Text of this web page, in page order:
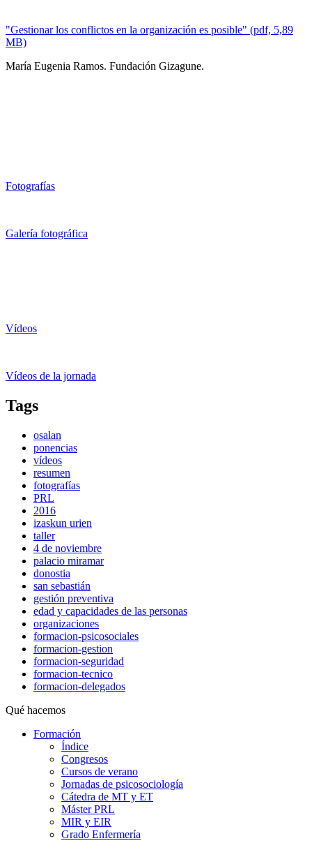
"Gestionar los conflictos en la organización es posible" (pdf, 5,89
MB)
María Eugenia Ramos. Fundación Gizagune.
Fotografías
Galería fotográfica
Vídeos
Vídeos de la jornada
Tags
osalan
ponencias
vídeos
resumen
fotografías
PRL
2016
izaskun urien
taller
4 de noviembre
palacio miramar
donostia
san sebastián
gestión preventiva
edad y capacidades de las personas
organizaciones
formacion-psicosociales
formacion-gestion
formacion-seguridad
formacion-tecnico
formacion-delegados
Qué hacemos
Formación
Índice
Congresos
Cursos de verano
Jornadas de psicosociología
Cátedra de MT y ET
Máster PRL
MIR y EIR
Grado Enfermería